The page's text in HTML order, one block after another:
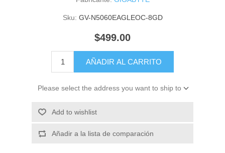
Sku: GV-N5060EAGLEOC-8GD
$499.00
AÑADIR AL CARRITO
Please select the address you want to ship to
Add to wishlist
Añadir a la lista de comparación